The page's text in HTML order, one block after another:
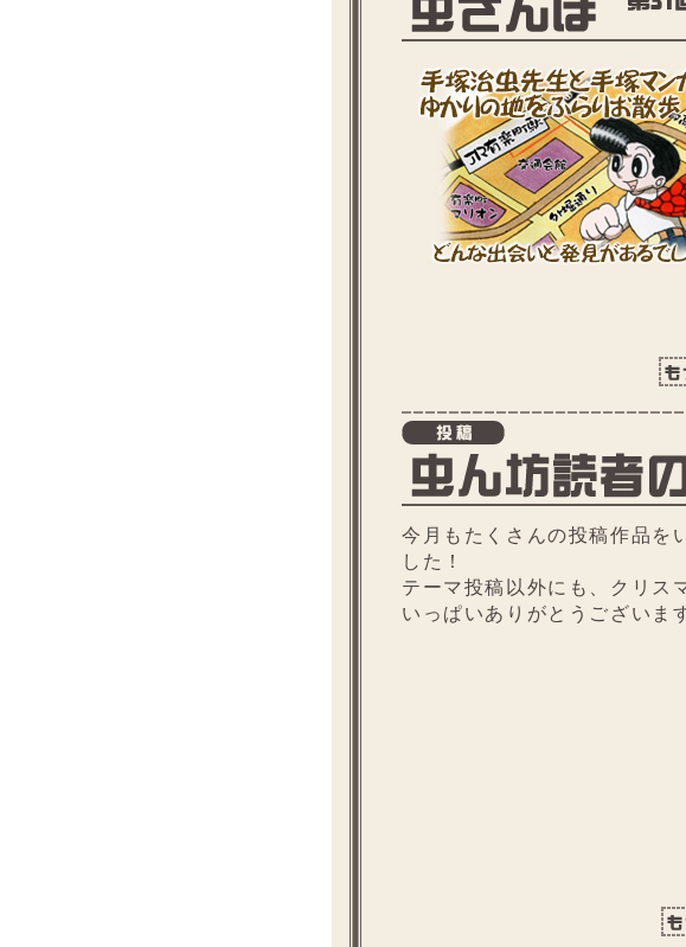
今月もたくさんの投稿作品を
した！
テーマ投稿以外にも、クリス
いっぱいありがとうございま